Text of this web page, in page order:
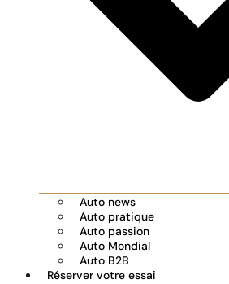
Auto news
Auto pratique
Auto passion
Auto Mondial
Auto B2B
Réserver votre essai